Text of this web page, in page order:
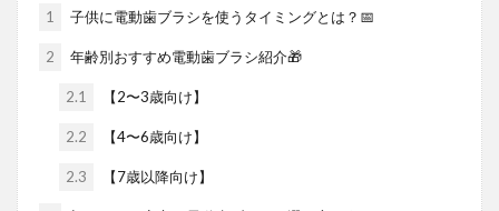
1 子供に電動歯ブラシを使うタイミングとは？📅
2 年齢別おすすめ電動歯ブラシ紹介🎁
2.1 【2〜3歳向け】
2.2 【4〜6歳向け】
2.3 【7歳以降向け】